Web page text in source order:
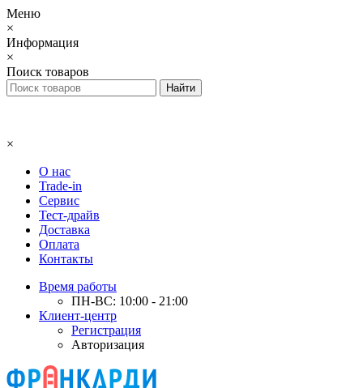
Меню
×
Информация
×
Поиск товаров
×
О нас
Trade-in
Сервис
Тест-драйв
Доставка
Оплата
Контакты
Время работы
ПН-ВС: 10:00 - 21:00
Клиент-центр
Регистрация
Авторизация